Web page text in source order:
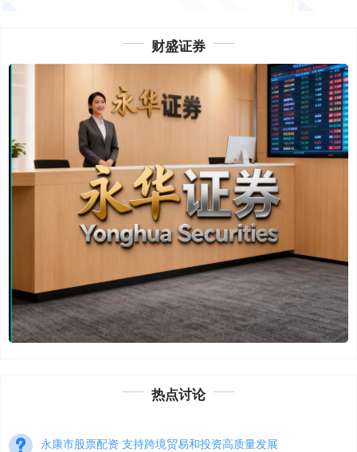
财盛证券
热点讨论
永康市股票配资 支持跨境贸易和投资高质量发展